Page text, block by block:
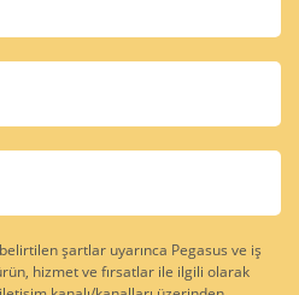
şartlar uyarınca Pegasus ve iş
hizmet ve fırsatlar ile ilgili olarak